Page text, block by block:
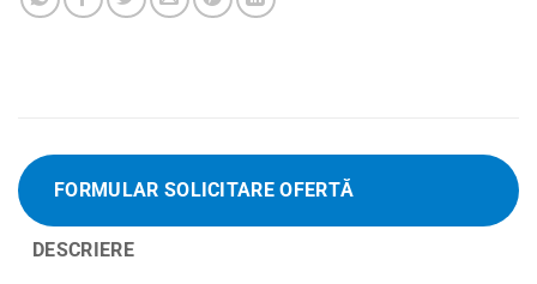
FORMULAR SOLICITARE OFERTĂ
DESCRIERE